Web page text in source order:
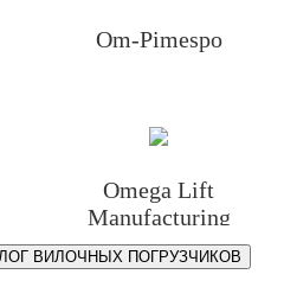
Om-Pimespo
Omega Lift
Manufacturing
ВИЛОЧНЫХ ПОГРУЗЧИКОВ